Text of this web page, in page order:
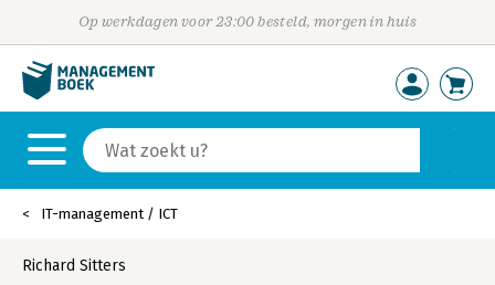
Op werkdagen voor 23:00 besteld, morgen in huis
IT-management / ICT
Richard Sitters